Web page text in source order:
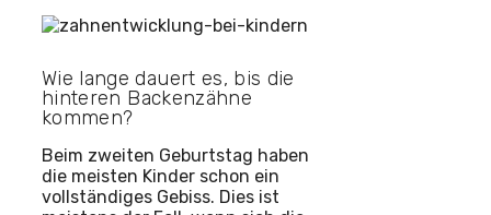
Wie lange dauert es, bis die
hinteren Backenzähne
kommen?
Beim zweiten Geburtstag haben
die meisten Kinder schon ein
vollständiges Gebiss. Dies ist